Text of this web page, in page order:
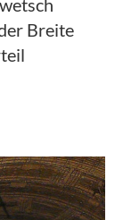
Breite